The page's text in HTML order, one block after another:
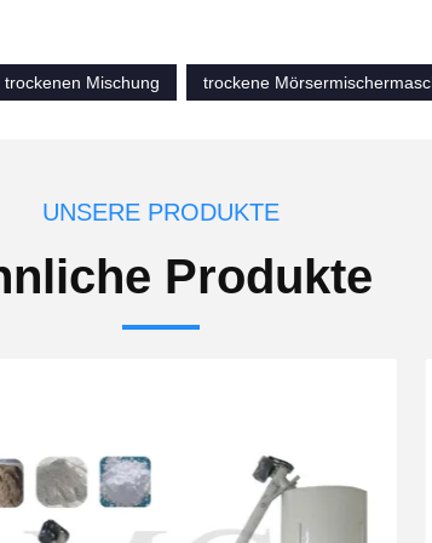
Mischung trockene
UNSERE PRODUKTE
Produkte